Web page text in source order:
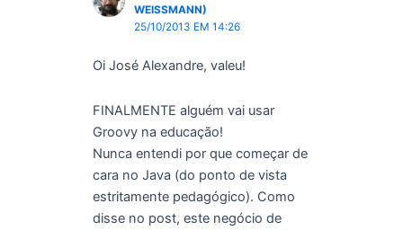
WEISSMANN)
25/10/2013 EM 14:26
Oi José Alexandre, valeu!
FINALMENTE alguém vai usar
Groovy na educação!
Nunca entendi por que começar de
cara no Java (do ponto de vista
estritamente pedagógico). Como
disse no post, este negócio de